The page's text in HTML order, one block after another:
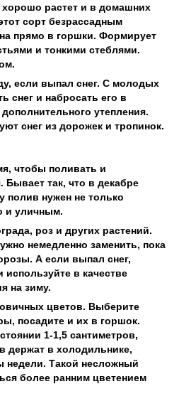
хорошо растет и в домашних
сорт безрассадным
прямо в горшки. Формирует
и тонкими стеблями.
если выпал снег. С молодых
снег и набросать его в
утепления.
снег из дорожек и тропинок.
чтобы поливать и
Бывает так, что в декабре
полив нужен не только
и уличным.
роз и других растений.
немедленно заменить, пока
А если выпал снег,
используйте в качестве
на зиму.
цветов. Выберите
посадите и их в горшок.
1-1,5 сантиметров,
держат в холодильнике,
недели. Такой несложный
более ранним цветением